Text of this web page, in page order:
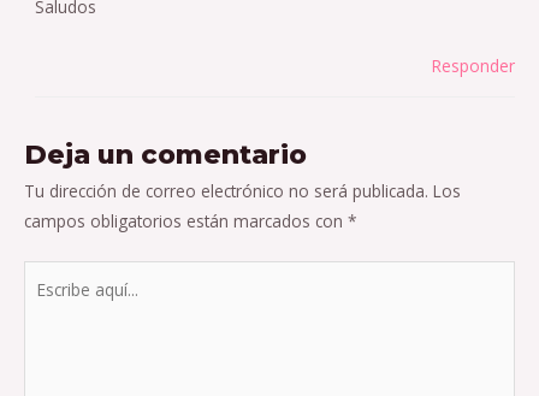
Saludos
Responder
Deja un comentario
Tu dirección de correo electrónico no será publicada. Los
campos obligatorios están marcados con *